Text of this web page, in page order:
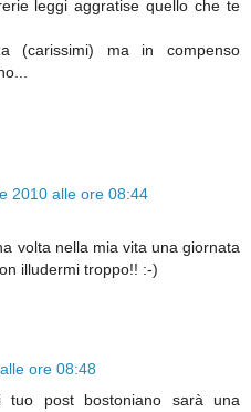
leggi aggratise quello che te
(carissimi) ma in compenso
2010 alle ore 08:44
volta nella mia vita una giornata
illudermi troppo!! :-)
ore 08:48
post bostoniano sarà una